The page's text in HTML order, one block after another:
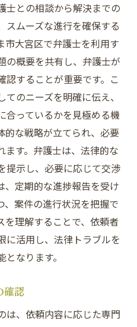
士との相談から解決までの
スムーズな進行を確保する
市大宮区で弁護士を利用す
の概要を共有し、弁護士が
認することが重要です。こ
のニーズを明確に伝え、
合っているかを見極める機
的な戦略が立てられ、必要
ます。弁護士は、法律的な
提示し、必要に応じて交渉
、定期的な進捗報告を受け
、案件の進行状況を把握で
を理解することで、依頼者
に活用し、法律トラブルを
なります。
確認
は、依頼内容に応じた専門